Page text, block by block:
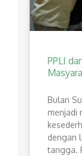
PPLI
Bulan
menjadi
dengan
tangga.